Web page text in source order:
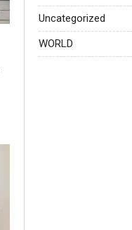
Uncategorized
WORLD